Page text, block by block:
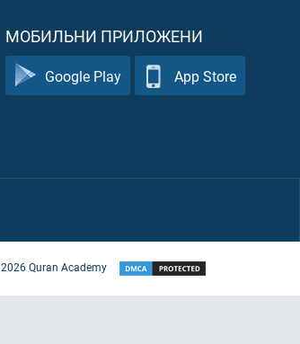
МОБИЛЬНИ ПРИЛОЖЕНИ
Google Play App Store
2026Quran Academy